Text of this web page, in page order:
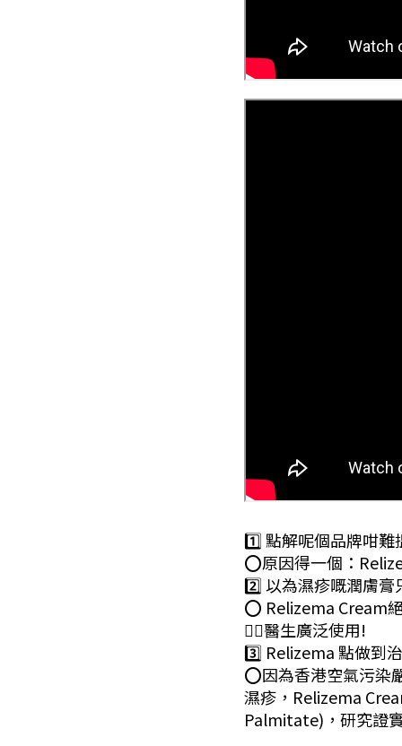
1️⃣ 點解呢個品牌咁難
⭕️原因得一個：
2️⃣ 以為濕疹嘅潤膚膏
⭕️ Relizema Cream
👨‍⚕️醫生廣泛使用!
3️⃣ Relizema 點做到
⭕️因為香港空氣污染
濕疹，Relizema
Palmitate)，研究證